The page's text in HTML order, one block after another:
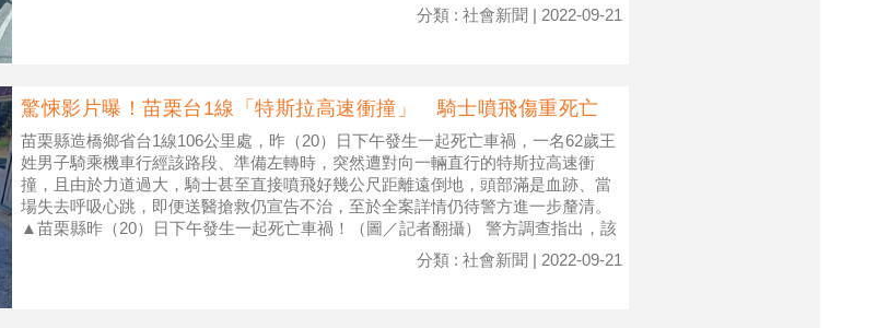
分類 : 社會新聞 | 2022-09-21
驚悚影片曝！苗栗台1線「特斯拉高速衝撞」 騎士噴飛傷重死亡
苗栗縣造橋鄉省台1線106公里處，昨（20）日下午發生一起死亡車禍，一名62歲王
姓男子騎乘機車行經該路段、準備左轉時，突然遭對向一輛直行的特斯拉高速衝
撞，且由於力道過大，騎士甚至直接噴飛好幾公尺距離遠倒地，頭部滿是血跡、當
場失去呼吸心跳，即便送醫搶救仍宣告不治，至於全案詳情仍待警方進一步釐清。
▲苗栗縣昨（20）日下午發生一起死亡車禍！（圖／記者翻攝） 警方調查指出，該
分類 : 社會新聞 | 2022-09-21